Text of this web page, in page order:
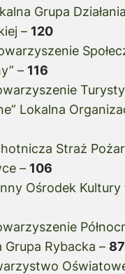
Grupa
– 120
– 116
Lokalna
Straż
– 106
Ośrodek Kultury
Grupa Rybacka – 87